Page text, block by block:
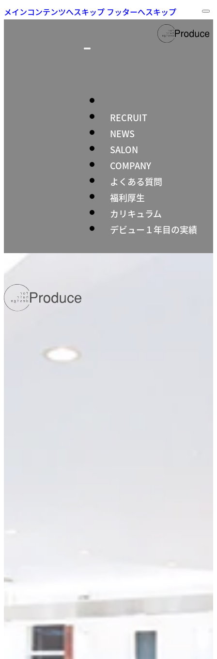
メインコンテンツへスキップ フッターへスキップ
RECRUIT
NEWS
SALON
COMPANY
よくある質問
福利厚生
カリキュラム
デビュー１年目の実績